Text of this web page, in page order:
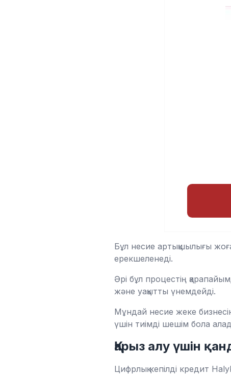
Бұл несие артықшылығы
ерекшеленеді.
Әрі бұл процестің
және уақытты үнемдейді.
Мұндай несие жеке
үшін тиімді шешім бола
Қарыз алу үшін
Цифрлық кепілді кредит